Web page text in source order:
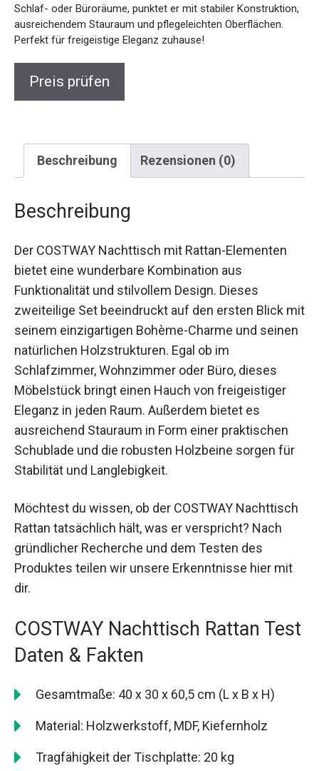
Schlaf- oder Büroräume, punktet er mit stabiler Konstruktion,
ausreichendem Stauraum und pflegeleichten Oberflächen.
Perfekt für freigeistige Eleganz zuhause!
Preis prüfen
Beschreibung Rezensionen (0)
Beschreibung
Der COSTWAY Nachttisch mit Rattan-Elementen
bietet eine wunderbare Kombination aus
Funktionalität und stilvollem Design. Dieses
zweiteilige Set beeindruckt auf den ersten Blick mit
seinem einzigartigen Bohème-Charme und seinen
natürlichen Holzstrukturen. Egal ob im
Schlafzimmer, Wohnzimmer oder Büro, dieses
Möbelstück bringt einen Hauch von freigeistiger
Eleganz in jeden Raum. Außerdem bietet es
ausreichend Stauraum in Form einer praktischen
Schublade und die robusten Holzbeine sorgen für
Stabilität und Langlebigkeit.
Möchtest du wissen, ob der COSTWAY Nachttisch
Rattan tatsächlich hält, was er verspricht? Nach
gründlicher Recherche und dem Testen des
Produktes teilen wir unsere Erkenntnisse hier mit
dir.
COSTWAY Nachttisch Rattan Test
Daten & Fakten
Gesamtmaße: 40 x 30 x 60,5 cm (L x B x H)
Material: Holzwerkstoff, MDF, Kiefernholz
Tragfähigkeit der Tischplatte: 20 kg